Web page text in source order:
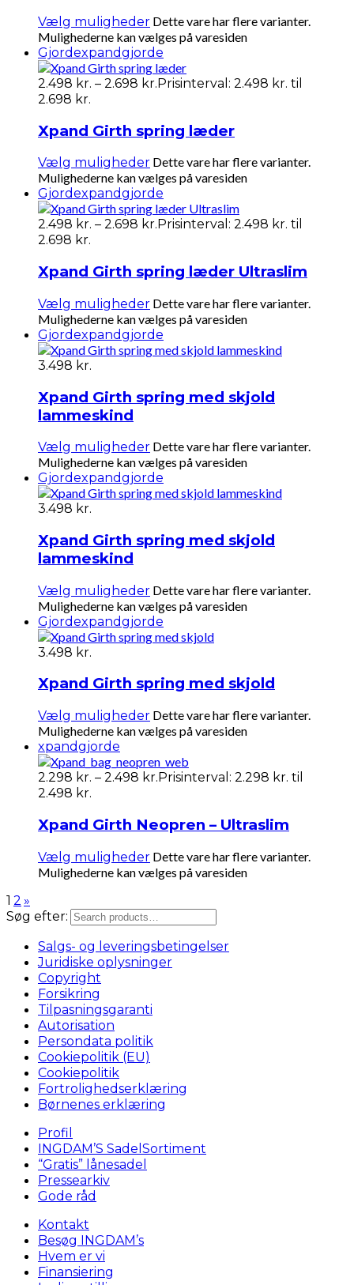
Vælg muligheder Dette vare har flere varianter.
Mulighederne kan vælges på varesiden
Gjordexpandgjorde
2.498 kr. – 2.698 kr.Prisinterval: 2.498 kr. til
2.698 kr.
Xpand Girth spring læder
Vælg muligheder Dette vare har flere varianter.
Mulighederne kan vælges på varesiden
Gjordexpandgjorde
2.498 kr. – 2.698 kr. Prisinterval: 2.498 kr. til
2.698 kr.
Xpand Girth spring læder Ultraslim
Vælg muligheder Dette vare har flere varianter.
Mulighederne kan vælges på varesiden
Gjordexpandgjorde
3.498 kr.
Xpand Girth spring med skjold
lammeskind
Vælg muligheder Dette vare har flere varianter.
Mulighederne kan vælges på varesiden
Gjordexpandgjorde
3.498 kr.
Xpand Girth spring med skjold
lammeskind
Vælg muligheder Dette vare har flere varianter.
Mulighederne kan vælges på varesiden
Gjordexpandgjorde
3.498 kr.
Xpand Girth spring med skjold
Vælg muligheder Dette vare har flere varianter.
Mulighederne kan vælges på varesiden
xpandgjorde
2.298 kr. – 2.498 kr. Prisinterval: 2.298 kr. til
2.498 kr.
Xpand Girth Neopren – Ultraslim
Vælg muligheder Dette vare har flere varianter.
Mulighederne kan vælges på varesiden
1 2 »
Søg efter:
Salgs- og leveringsbetingelser
Juridiske oplysninger
Copyright
Forsikring
Tilpasningsgaranti
Autorisation
Persondata politik
Cookiepolitik (EU)
Cookiepolitik
Fortrolighedserklæring
Børnenes erklæring
Profil
INGDAM’S SadelSortiment
“Gratis” lånesadel
Pressearkiv
Gode råd
Kontakt
Besøg INGDAM’s
Hvem er vi
Finansiering